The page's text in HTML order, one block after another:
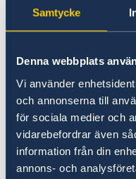
Samtycke
Denna webbplats
Vi använder
och annonserna till
för sociala medier och
vidarebefordrar även
information från din
annons- och
Mer information om
hittar du här:
UEFA Women's
new tab)
+ Läs mer